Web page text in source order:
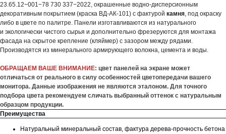
23.65.12−001−78 730 337−2022, окрашенные водно-дисперсионным
декоративным покрытием (краска ВД-АК-101) с фактурой камня, под окраску
либо в цвете по палитре. Панели изготавливаются из натурального
и экологически чистого сырья и дополнительно фрезеруются для монтажа
фасада на скрытое крепление (кляймер) с зазором между рядами.
Производятся из минерального армирующего волокна, цемента и воды.
ОБРАЩАЕМ ВАШЕ ВНИМАНИЕ: цвет панелей на экране может
отличаться от реального в силу особенностей цветопередачи вашего
монитора. Данные изображения не являются эталоном. Для точного
подбора цвета рекомендуем сличать выбранный оттенок с натуральным
образцом продукции.
Преимущества
Натуральный минеральный состав, фактура дерева-прочность бетона